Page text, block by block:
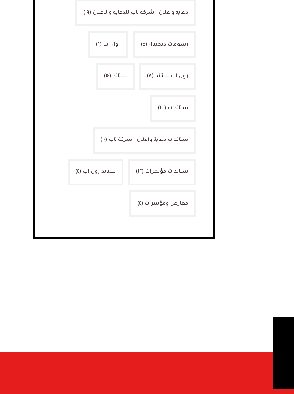
دعاية واعلان - شركة ناب للدعاية والاعلان (١٩)
رسومات ديجيتال (٥) رول اب (٦)
رول اب ستاند(٨) ستاند(١٤)
ستاندات (١٣)
ستاندات دعاية واعلان - شركة ناب (١٠)
ستاندات مؤتمرات (١٢) ستاند رول اب (٤)
معارض ومؤتمرات (٤)